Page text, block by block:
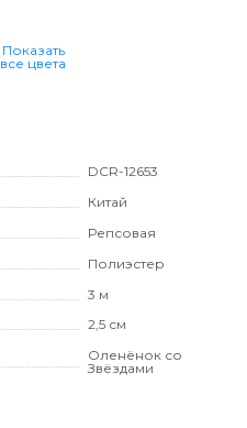
Показать
все цвета
DCR-12653
Китай
Репсовая
Полиэстер
3 м
2,5 см
Оленёнок со
Звёздами